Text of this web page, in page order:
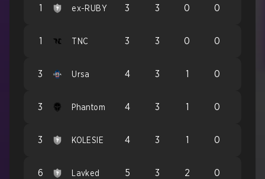
1 ex-RUBY 3 3 0 0
1 TNC 3 3 0 0
3 Ursa 4 3 1 0
3 Phantom 4 3 1 0
3 KOLESIE 4 3 1 0
6 Lavked 5 3 2 0